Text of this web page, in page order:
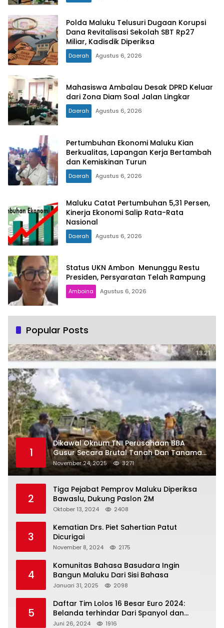
Polda Maluku Telusuri Dugaan Korupsi
Dana Revitalisasi Sekolah SBT Rp27
Miliar, Kadisdik Diperiksa
Daerah Agustus 6, 2026
Mahasiswa Ambalau Desak DPRD Keluar
dari Zona Diam Soal Jalan Lingkar
Daerah Agustus 6, 2026
Pertumbuhan Ekonomi Maluku Kian
Berkualitas, Lapangan Kerja Bertambah
dan Kemiskinan Turun
Daerah Agustus 6, 2026
Maluku Catat Pertumbuhan 5,31 Persen,
Kinerja Ekonomi Salip Rata-Rata
Nasional
Daerah Agustus 6, 2026
Status UKN Ambon Menunggu Restu
Presiden, Persyaratan Telah Rampung
Amboina Agustus 6, 2026
Popular Posts
1
Dikawal Oknum TNI Perusahaan BBA
Gusur Secara Brutal Tanah Dan Tanaman
Warga, Akademisi Unpatti Minta Pangdam
Tertibkan Anggotanya
November 24, 2025 3271
2
Tiga Pejabat Pemprov Maluku Diperiksa
Bawaslu, Dukung Paslon 2M
Oktober 13, 2024 2408
3
Kematian Drs. Piet Sahertian Patut
Dicurigai
November 8, 2024 2175
4
Komunitas Bahasa Basudara Ingin
Bangun Maluku Dari Sisi Bahasa
Januari 31, 2025 2098
5
Daftar Tim Lolos 16 Besar Euro 2024:
Belanda terhindar Dari Spanyol dan
Ingriss, Prancis Bertemu Belgia
Juni 26, 2024 1916